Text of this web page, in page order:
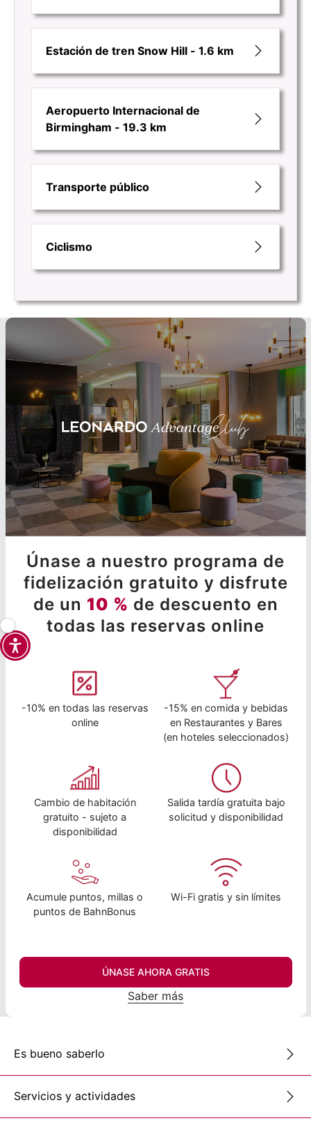
Estación de tren Snow Hill - 1.6 km
Aeropuerto Internacional de
Birmingham - 19.3 km
Transporte público
Ciclismo
Únase a nuestro programa de
fidelización gratuito y disfrute
de un 10 % de descuento en
todas las reservas online
-10% en todas las reservas
online
-15% en comida y bebidas
en Restaurantes y Bares
(en hoteles seleccionados)
Cambio de habitación
gratuito - sujeto a
disponibilidad
Salida tardía gratuita bajo
solicitud y disponibilidad
Acumule puntos, millas o
puntos de BahnBonus
Wi-Fi gratis y sin límites
ÚNASE AHORA GRATIS
Saber más
Es bueno saberlo
Servicios y actividades